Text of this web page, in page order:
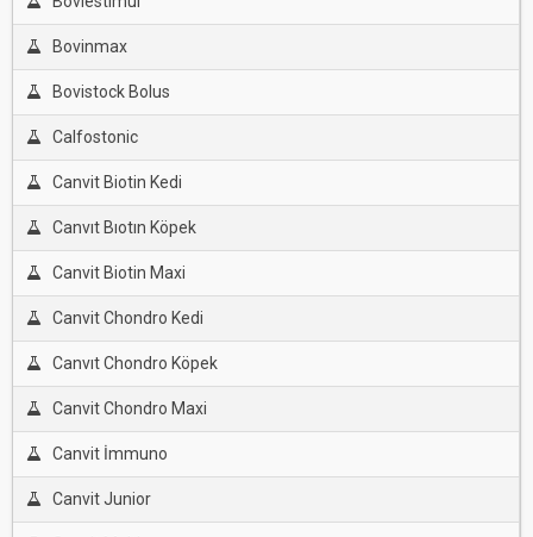
Bovinmax
Bovistock Bolus
Calfostonic
Canvit Biotin Kedi
Canvıt Bıotın Köpek
Canvit Biotin Maxi
Canvit Chondro Kedi
Canvıt Chondro Köpek
Canvit Chondro Maxi
Canvit İmmuno
Canvit Junior